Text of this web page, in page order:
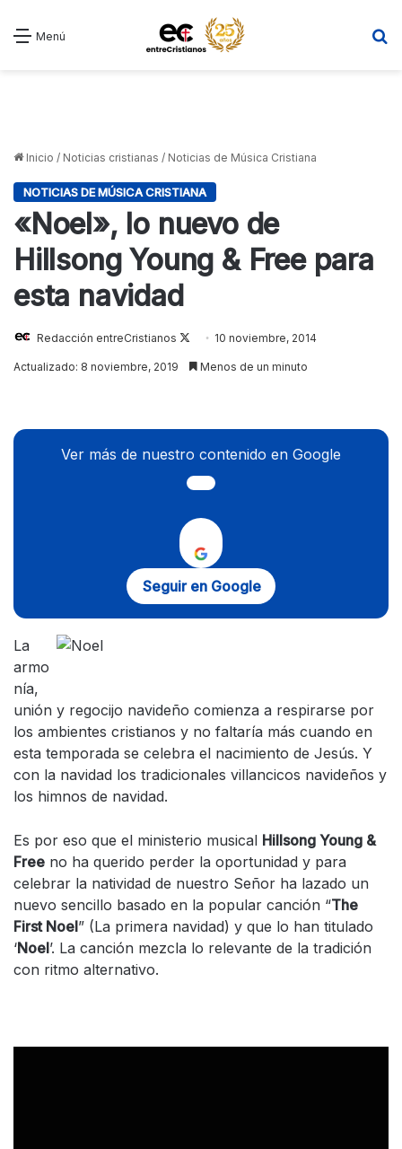
Menú
Inicio / Noticias cristianas / Noticias de Música Cristiana
NOTICIAS DE MÚSICA CRISTIANA
«Noel», lo nuevo de
Hillsong Young & Free para
esta navidad
Redacción entreCristianos
Follow
on
10 noviembre, 2014
Actualizado: 8 noviembre, 2019 Menos de un minuto
Ver más de nuestro contenido en Google
Seguir en Google
La
armo
nía,
unión y regocijo navideño comienza a respirarse por
los ambientes cristianos y no faltaría más cuando en
esta temporada se celebra el nacimiento de Jesús. Y
con la navidad los tradicionales villancicos navideños y
los himnos de navidad.
Es por eso que el ministerio musical Hillsong Young &
Free no ha querido perder la oportunidad y para
celebrar la natividad de nuestro Señor ha lazado un
nuevo sencillo basado en la popular canción “The
First Noel” (La primera navidad) y que lo han titulado
‘Noel’. La canción mezcla lo relevante de la tradición
con ritmo alternativo.